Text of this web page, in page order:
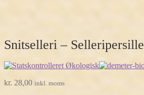
Snitselleri – Selleripersille
kr. 28,00 inkl. moms